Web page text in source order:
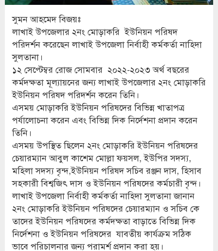
সুমন আহমেদ বিজয়ঃ
লাখাই উপজেলার ২নং মোড়াকরি ইউনিয়ন পরিষদ
পরিদর্শন করেছেন লাখাই উপজেলা নির্বাহী কর্মকর্তা নাহিদা
সুলতানা।
১২ সেপ্টেম্বর রোজ সোমবার ২০২২-২০২৩ অর্থ বছরের
কর্মদক্ষতা মূল্যায়নের জন্য লাখাই উপজেলার ২নং মোড়াকরি
ইউনিয়ন পরিষদ পরিদর্শন করেন তিনি।
এসময় মোড়াকরি ইউনিয়ন পরিষদের বিভিন্ন খাতাপত্র
পর্যালোচনা করেন এবং বিভিন্ন দিক নির্দেশনা প্রদান করেন
তিনি।
এসময় উপস্থিত ছিলেন ২নং মোড়াকরি ইউনিয়ন পরিষদের
চেয়ারম্যান আবুল কাশেম মোল্লা ফয়সল, ইউপির সদস্য,
মহিলা সদস্য বৃন্দ,ইউনিয়ন পরিষদ সচিব রঞ্জন দাস, হিসাব
সহকারী বিশ্বজিৎ দাস ও ইউনিয়ন পরিষদের কর্মচারী বৃন্দ।
লাখাই উপজেলা নির্বাহী কর্মকর্তা নাহিদা সুলতানা জানান
২নং মোড়াকরি ইউনিয়ন পরিষদের চেয়ারম্যান ও সচিব কে
তাদের ইউনিয়ন পরিষদের কর্মদক্ষতা বাড়াতে বিভিন্ন দিক
নির্দেশনা ও ইউনিয়ন পরিষদের যাবতীয় কার্যক্রম সঠিক
ভাবে পরিচালনার জন্য পরামর্শ প্রদান করা হয়।